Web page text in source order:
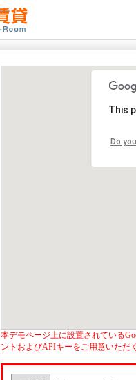
This
Do
本デモページ上に設置されている
ントおよびAPIキーをご用意いただ